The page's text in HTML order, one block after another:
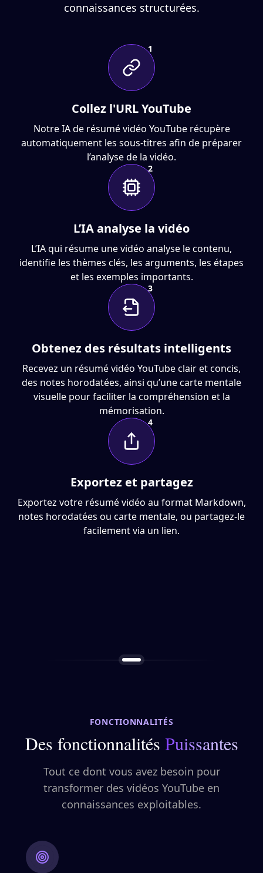
connaissances structurées.
1
Collez l'URL YouTube
Notre IA de résumé vidéo YouTube récupère
automatiquement les sous-titres afin de préparer
l’analyse de la vidéo.
2
L’IA analyse la vidéo
L’IA qui résume une vidéo analyse le contenu,
identifie les thèmes clés, les arguments, les étapes
et les exemples importants.
3
Obtenez des résultats intelligents
Recevez un résumé vidéo YouTube clair et concis,
des notes horodatées, ainsi qu’une carte mentale
visuelle pour faciliter la compréhension et la
mémorisation.
4
Exportez et partagez
Exportez votre résumé vidéo au format Markdown,
notes horodatées ou carte mentale, ou partagez-le
facilement via un lien.
FONCTIONNALITÉS
Des fonctionnalités Puissantes
Tout ce dont vous avez besoin pour
transformer des vidéos YouTube en
connaissances exploitables.